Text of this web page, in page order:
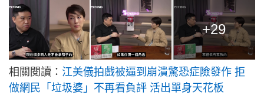
+29
相關閱讀： 江美儀拍戲被逼到崩潰驚恐症險發作 拒
做網民「垃圾婆」不再看負評 活出單身天花板